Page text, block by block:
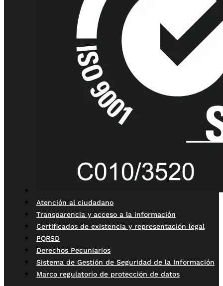
Atención al ciudadano
Transparencia y acceso a la información
Certificados de existencia y representación legal
PQRSD
Derechos Pecuniarios
Sistema de Gestión de Seguridad de la Información
Marco regulatorio de protección de datos